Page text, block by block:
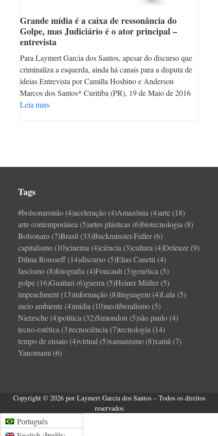
Grande mídia é a caixa de ressonância do
Golpe, mas Judiciário é o ator principal –
entrevista
Para Laymert Garcia dos Santos, apesar do discurso que
criminaliza a esquerda, ainda há canais para a disputa de
ideias Entrevista por Camilla Hoshino e Anderson
Marcos dos Santos* Curitiba (PR), 19 de Maio de 2016
Leia mais
Tags
#bolsonaronão (4)aceleração (4)Amazônia (4)arte (18)
arte contemporânea (5)artes plásticas (6)biotecnologia (8)
Bolsonaro (7)Brasil (33)Buckminster-Fuller(6)
capitalismo (10)cinema (4)ciência (3)cultura (4)Deleuze (9)
Dilma Rousseff (14)discurso (5)Elias Canetti (4)
fascismo (8)fotografia (4)Foucault (3)genética (5)
golpe (16)Guattari (6)guerra (5)Heiner Müller(5)
impeachment (13)informação (8)linguagem (4)Lula (5)
meio ambiente (4)mídia (10)neoliberalismo (5)
Nietzsche (4)política (32)Simondon (5)são paulo (4)
tecno-estética (3)tecnociência (7)tecnologia (14)
tempo de ensaio (4)virtual (5)xamanismo (8)xamã (7)
Yanomami (6)
Copyright © 2026 por Laymert Garcia dos Santos – Todos os direitos
reservados
Português